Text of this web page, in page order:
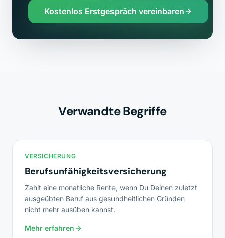
Kostenlos Erstgespräch vereinbaren
Verwandte Begriffe
VERSICHERUNG
Berufsunfähigkeitsversicherung
Zahlt eine monatliche Rente, wenn Du Deinen zuletzt
ausgeübten Beruf aus gesundheitlichen Gründen
nicht mehr ausüben kannst.
Mehr erfahren